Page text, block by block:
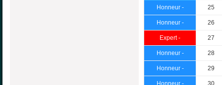
Honneur - 25
Honneur - 26
Expert - 27
Honneur - 28
Honneur - 29